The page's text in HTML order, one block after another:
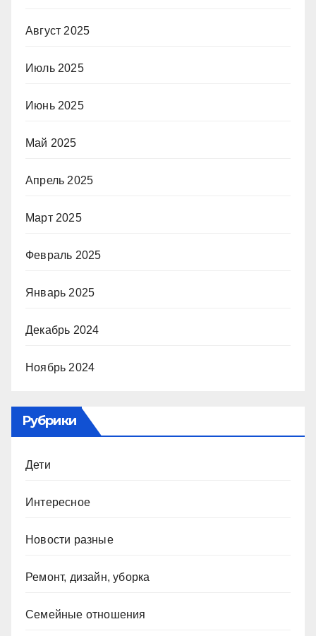
Август 2025
Июль 2025
Июнь 2025
Май 2025
Апрель 2025
Март 2025
Февраль 2025
Январь 2025
Декабрь 2024
Ноябрь 2024
Рубрики
Дети
Интересное
Новости разные
Ремонт, дизайн, уборка
Семейные отношения